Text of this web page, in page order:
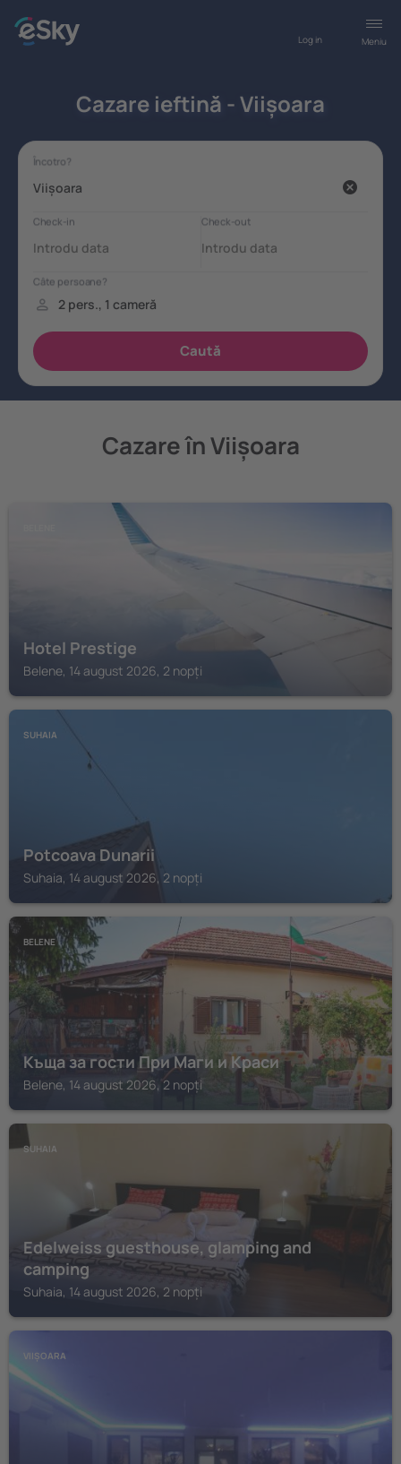
Meniu
Log in
Cazare ieftină - Viișoara
Cazare în Viișoara
Hotel Prestige
Belene, 14 august 2026, 2 nopți
SUHAIA
Potcoava Dunarii
Suhaia, 14 august 2026, 2 nopți
BELENE
Къща за гости При Маги и Краси
Belene, 14 august 2026, 2 nopți
SUHAIA
Edelweiss guesthouse, glamping and
camping
Suhaia, 14 august 2026, 2 nopți
VIIȘOARA